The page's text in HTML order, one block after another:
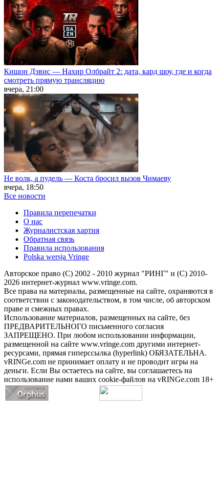
Кишон Дэвис — Нахир Олбрайт 2: дата, кард шоу, где и когда
смотреть прямую трансляцию
вчера, 21:00
Не волк, а пудель — Коста бросил вызов Чимаеву
вчера, 18:50
Все новости
Правила перепечатки
О нас
Журналистская хартия
Обратная связь
Правила использования
Polska wersja Vringe
Авторское право (С) 2002 - 2010 журнал "РИНГ" и (С) 2010-
2026 интернет-журнал www.vringe.com.
Все права на материалы, размещенные на сайте, охраняются в
соответствии с законодательством, в том числе, об авторском
праве и смежных правах.
Использование материалов, размещенных на сайте, без
ПРЕДВАРИТЕЛЬНОГО письменного согласия
ЗАПРЕЩЕНО. При любом использовании информации,
размещенной на сайте www.vringe.com другими интернет-
ресурсами, прямая гиперссылка (hyperlink) ОБЯЗАТЕЛЬНА.
vRINGe.com не принимает оплату и не проводит игры на
деньги. Если Вы остаетесь на сайте, вы соглашаетесь на
использование нами ваших cookie-файлов на vRINGe.com 18+